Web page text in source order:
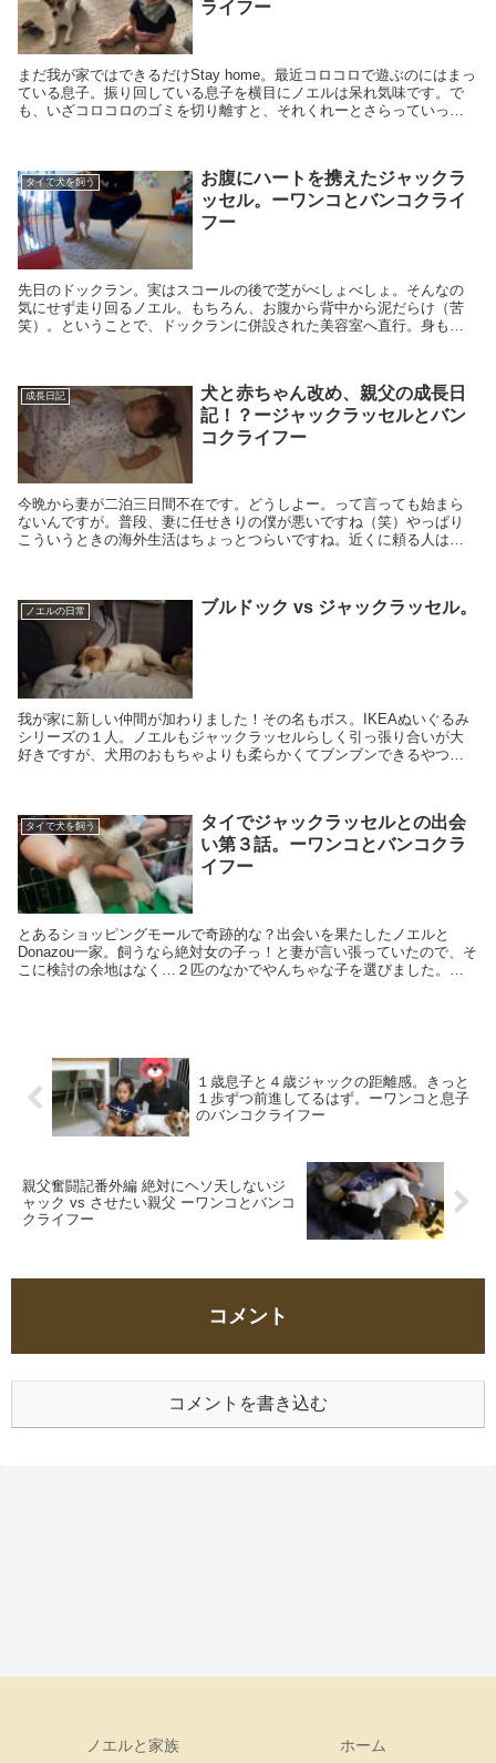
ライフー
まだ我が家ではできるだけStay home。最近コロコロで遊ぶのにはまっ
ている息子。振り回している息子を横目にノエルは呆れ気味です。で
も、いざコロコロのゴミを切り離すと、それくれーとさらっていって
タイで犬を飼う
お腹にハートを携えたジャックラ
ッセル。ーワンコとバンコクライ
フー
先日のドックラン。実はスコールの後で芝がべしょべしょ。そんなの
気にせず走り回るノエル。もちろん、お腹から背中から泥だらけ（苦
笑）。ということで、ドックランに併設された美容室へ直行。身も心
成長日記
犬と赤ちゃん改め、親父の成長日
記！？ージャックラッセルとバン
コクライフー
今晩から妻が二泊三日間不在です。どうしよー。って言っても始まら
ないんですが。普段、妻に任せきりの僕が悪いですね（笑）やっぱり
こういうときの海外生活はちょっとつらいですね。近くに頼る人はだ
ノエルの日常 ブルドック vs ジャックラッセル。
我が家に新しい仲間が加わりました！その名もボス。IKEAぬいぐるみ
シリーズの１人。ノエルもジャックラッセルらしく引っ張り合いが大
好きですが、犬用のおもちゃよりも柔らかくてブンブンできるやつが
タイで犬を飼う
タイでジャックラッセルとの出会
い第３話。ーワンコとバンコクラ
イフー
とあるショッピングモールで奇跡的な？出会いを果たしたノエルと
Donazou一家。飼うなら絶対女の子っ！と妻が言い張っていたので、そ
こに検討の余地はなく…２匹のなかでやんちゃな子を選びました。い
１歳息子と４歳ジャックの距離感。きっと
１歩ずつ前進してるはず。ーワンコと息子
のバンコクライフー
親父奮闘記番外編 絶対にヘソ天しないジ
ャック vs させたい親父 ーワンコとバンコ
クライフー
コメント
コメントを書き込む
ノエルと家族 ホーム